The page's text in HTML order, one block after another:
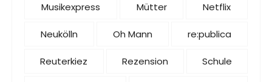
Musikexpress Mütter Netflix
Neukölln Oh Mann re:publica
Reuterkiez Rezension Schule